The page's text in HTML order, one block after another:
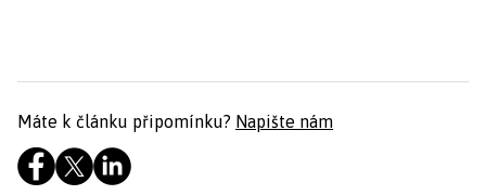
Máte k článku připomínku? Napište nám